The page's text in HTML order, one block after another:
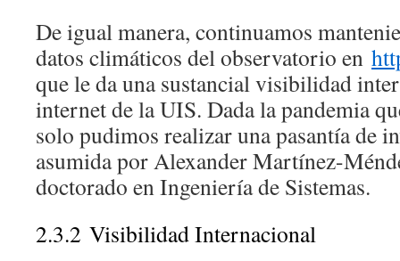
De igual manera, continuamos
datos climáticos del observatorio en
que le da una sustancial visibilidad
internet de la UIS. Dada la pandemia
solo pudimos realizar una pasantía de
asumida por Alexander Martínez-
doctorado en Ingeniería de Sistemas.
2.3.2 Visibilidad Internacional